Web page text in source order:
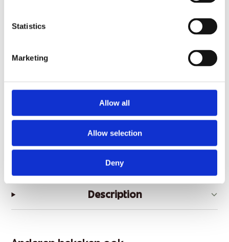
Statistics
Marketing
Allow all
Allow selection
Deny
✓ Hydrateert de huid intensief
Productinformatie
Inhoud 300 ml
Description